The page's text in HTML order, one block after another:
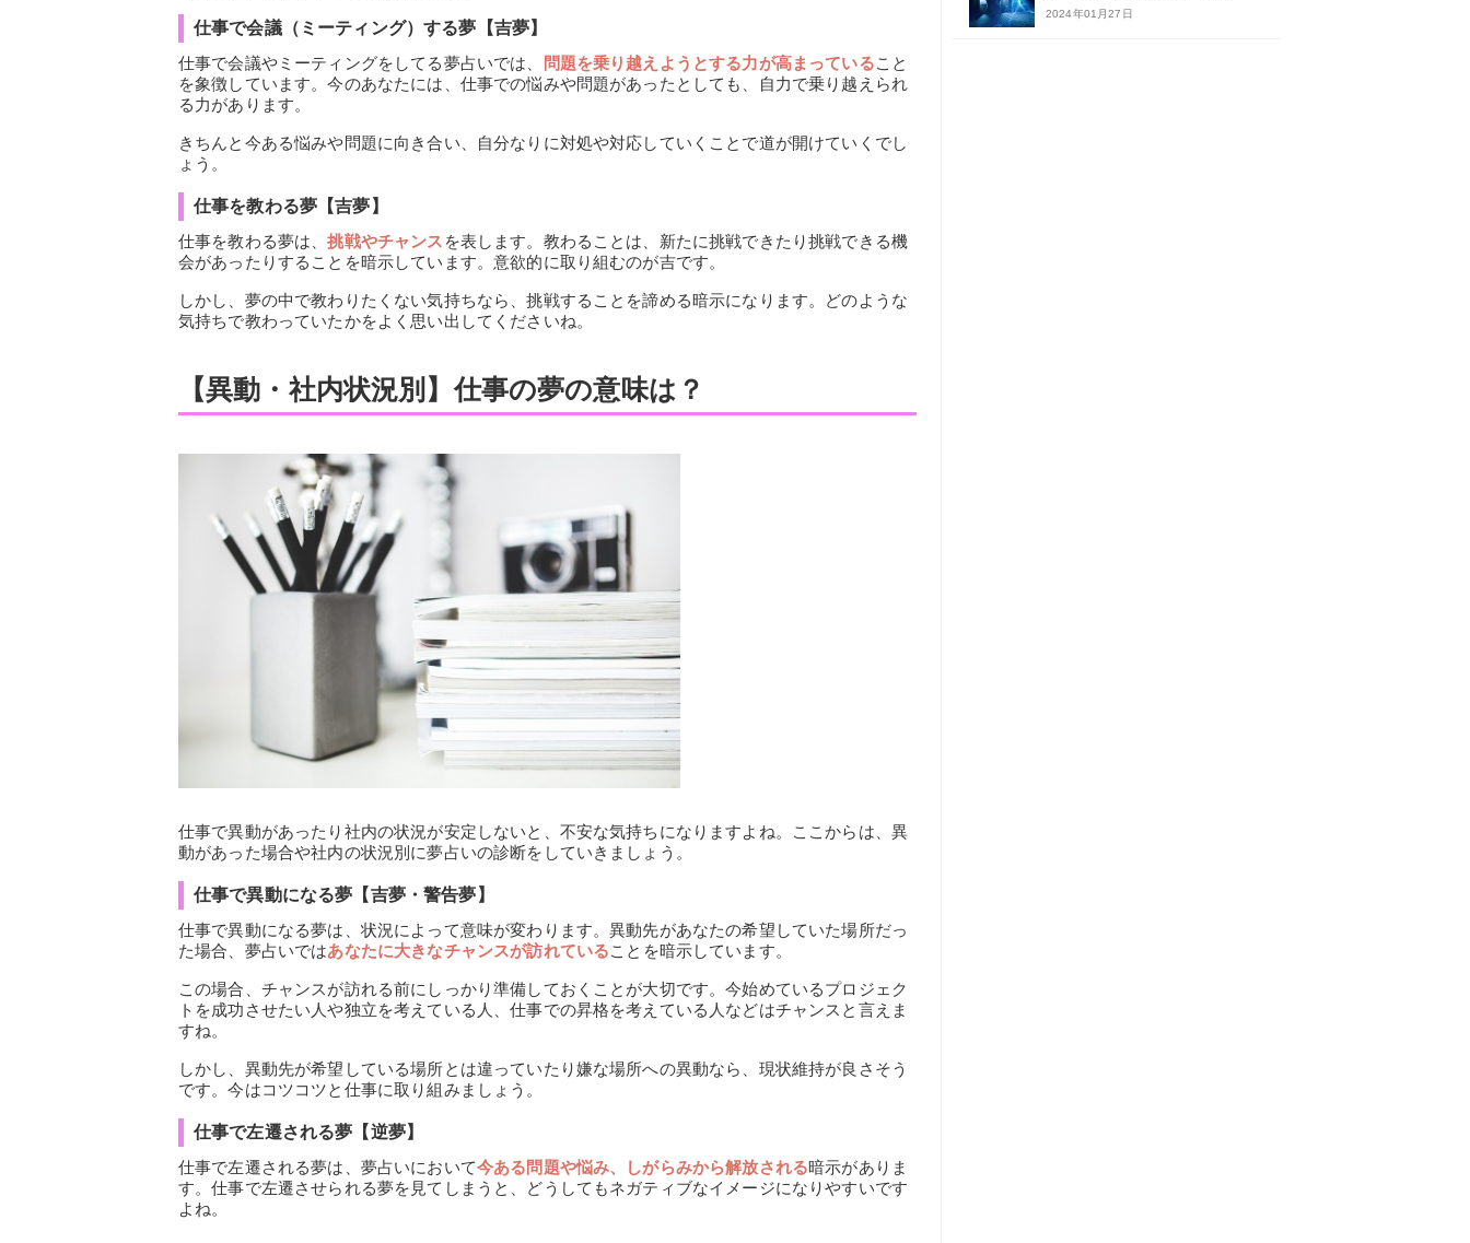
仕事で会議（ミーティング）する夢【吉夢】
仕事で会議やミーティングをしてる夢占いでは、
問題を乗り越えようとする力が高まっていること
を象徴しています。今のあなたには、仕事での悩みや問題があったとしても、自力で乗り越えられ
る力があります。
きちんと今ある悩みや問題に向き合い、自分なりに対処や対応していくことで道が開けていくでし
ょう。
仕事を教わる夢【吉夢】
仕事を教わる夢は、挑戦やチャンス を表します。教わることは、新たに挑戦できたり挑戦できる機
会があったりすることを暗示しています。意欲的に取り組むのが吉です。
しかし、夢の中で教わりたくない気持ちなら、挑戦することを諦める暗示になります。どのような
気持ちで教わっていたかをよく思い出してくださいね。
【異動・社内状況別】仕事の夢の意味は？
仕事で異動があったり社内の状況が安定しないと、不安な気持ちになりますよね。ここからは、異
動があった場合や社内の状況別に夢占いの診断をしていきましょう。
仕事で異動になる夢【吉夢・警告夢】
仕事で異動になる夢は、状況によって意味が変わります。異動先があなたの希望していた場所だっ
た場合、夢占いではあなたに大きなチャンスが訪れていることを暗示しています。
この場合、チャンスが訪れる前にしっかり準備しておくことが大切です。今始めているプロジェク
トを成功させたい人や独立を考えている人、仕事での昇格を考えている人などはチャンスと言えま
すね。
しかし、異動先が希望している場所とは違っていたり嫌な場所への異動なら、現状維持が良さそう
です。今はコツコツと仕事に取り組みましょう。
仕事で左遷される夢【逆夢】
仕事で左遷される夢は、夢占いにおいて今ある問題や悩み、しがらみから解放される暗示がありま
す。仕事で左遷させられる夢を見てしまうと、どうしてもネガティブなイメージになりやすいです
よね。
2024年01月27日